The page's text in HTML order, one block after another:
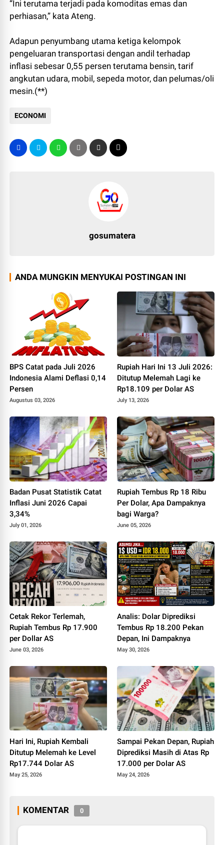
“Ini terutama terjadi pada komoditas emas dan
perhiasan,” kata Ateng.
Adapun penyumbang utama ketiga kelompok
pengeluaran transportasi dengan andil terhadap
inflasi sebesar 0,55 persen terutama bensin, tarif
angkutan udara, mobil, sepeda motor, dan pelumas/oli
mesin.(**)
ECONOMI
gosumatera
ANDA MUNGKIN MENYUKAI POSTINGAN INI
BPS Catat pada Juli 2026
Indonesia Alami Deflasi 0,14
Persen
Augustus 03, 2026
Rupiah Hari Ini 13 Juli 2026:
Ditutup Melemah Lagi ke
Rp18.109 per Dolar AS
July 13, 2026
Badan Pusat Statistik Catat
Inflasi Juni 2026 Capai
3,34%
July 01, 2026
Rupiah Tembus Rp 18 Ribu
Per Dolar, Apa Dampaknya
bagi Warga?
June 05, 2026
Cetak Rekor Terlemah,
Rupiah Tembus Rp 17.900
per Dollar AS
June 03, 2026
Analis: Dolar Diprediksi
Tembus Rp 18.200 Pekan
Depan, Ini Dampaknya
May 30, 2026
Hari Ini, Rupiah Kembali
Ditutup Melemah ke Level
Rp17.744 Dolar AS
May 25, 2026
Sampai Pekan Depan, Rupiah
Diprediksi Masih di Atas Rp
17.000 per Dolar AS
May 24, 2026
KOMENTAR 0